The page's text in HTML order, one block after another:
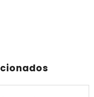
El
El